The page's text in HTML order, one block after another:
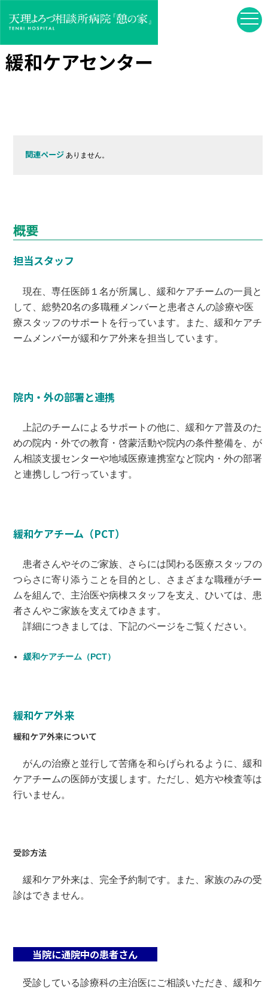
緩和ケアセンター
関連ページありません。
概要
担当スタッフ
現在、専任医師１名が所属し、緩和ケアチームの一員と
して、総勢20名の多職種メンバーと患者さんの診療や医
療スタッフのサポートを行っています。また、緩和ケアチ
ームメンバーが緩和ケア外来を担当しています。
院内・外の部署と連携
上記のチームによるサポートの他に、緩和ケア普及のた
めの院内・外での教育・啓蒙活動や院内の条件整備を、が
ん相談支援センターや地域医療連携室など院内・外の部署
と連携ししつ行っています。
緩和ケアチーム（PCT）
患者さんやそのご家族、さらには関わる医療スタッフの
つらさに寄り添うことを目的とし、さまざまな職種がチー
ムを組んで、主治医や病棟スタッフを支え、ひいては、患
者さんやご家族を支えてゆきます。
詳細につきましては、下記のページをご覧ください。
緩和ケアチーム（PCT）
緩和ケア外来
緩和ケア外来について
がんの治療と並行して苦痛を和らげられるように、緩和
ケアチームの医師が支援します。ただし、処方や検査等は
行いません。
受診方法
緩和ケア外来は、完全予約制です。また、家族のみの受
診はできません。
当院に通院中の患者さん
受診している診療科の主治医にご相談いただき、緩和ケ